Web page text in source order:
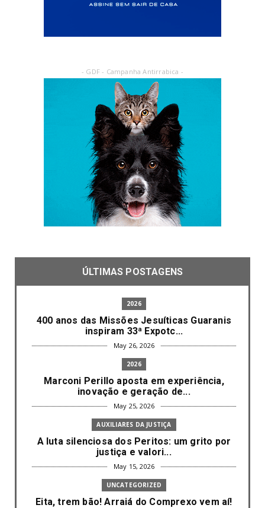
- GDF - Campanha Antirrabica -
ÚLTIMAS POSTAGENS
2026
400 anos das Missões Jesuíticas Guaranis
inspiram 33ª Expotc...
May 26, 2026
2026
Marconi Perillo aposta em experiência,
inovação e geração de...
May 25, 2026
AUXILIARES DA JUSTIÇA
A luta silenciosa dos Peritos: um grito por
justiça e valori...
May 15, 2026
UNCATEGORIZED
Eita, trem bão! Arraiá do Comprexo vem aí!